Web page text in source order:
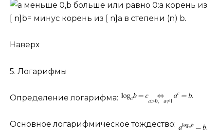
Наверх
5. Логарифмы
Определение логарифма:
Основное логарифмическое тождество: